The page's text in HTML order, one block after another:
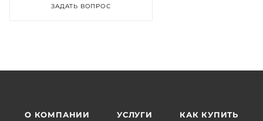
ЗАДАТЬ ВОПРОС
О КОМПАНИИ УСЛУГИ КАК КУПИТЬ